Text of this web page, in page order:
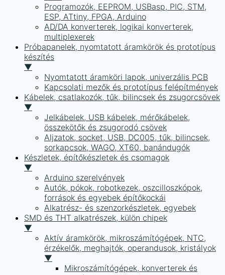
Programozók, EEPROM, USBasp, PIC, STM,
ESP, ATtiny, FPGA, Arduino
AD/DA konverterek, logikai konverterek,
multiplexerek
Próbapanelek, nyomtatott áramkörök és prototípus
készítés
▼
Nyomtatott áramköri lapok, univerzális PCB
Kapcsolati mezők és prototípus felépítmények
Kábelek, csatlakozók, tűk, bilincsek és zsugorcsövek
▼
Jelkábelek, USB kábelek, mérőkábelek,
összekötők és zsugorodó csövek
Aljzatok, socket, USB, DC005, tűk, bilincsek,
sorkapcsok, WAGO, XT60, banándugók
Készletek, építőkészletek és csomagok
▼
Arduino szerelvények
Autók, pókok, robotkezek, oszcilloszkópok,
források és egyebek építőkockái
Alkatrész- és szenzorkészletek, egyebek
SMD és THT alkatrészek, külön chipek
▼
Aktív áramkörök, mikroszámítógépek, NTC,
érzékelők, meghajtók, operandusok, kristályok
▼
Mikroszámítógépek, konverterek és